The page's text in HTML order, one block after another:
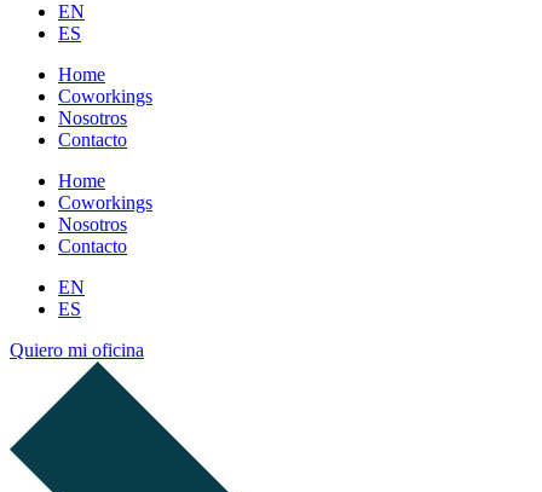
EN
ES
Home
Coworkings
Nosotros
Contacto
Home
Coworkings
Nosotros
Contacto
EN
ES
Quiero mi oficina